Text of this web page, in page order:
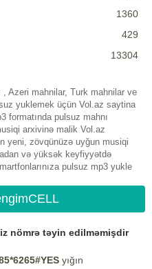
1360
429
13304
Azeri mahnilar, Turk mahnilar ve
yuklemek üçün Vol.az saytina
formatında pulsuz mahnı
arxivinə malik Vol.az
yeni, zövqünüzə uyğun musiqi
və yüksək keyfiyyətdə
pulsuz mp3 yukle
nömrə təyin edilməmişdir
yığın